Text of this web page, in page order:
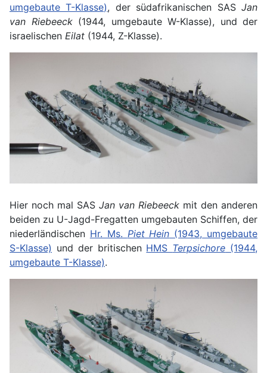
umgebaute T-Klasse), der südafrikanischen SASJan
van Riebeeck(1944, umgebaute W-Klasse), und der
israelischen Eilat (1944, Z-Klasse).
Hier noch mal SAS Jan van Riebeeck mit den anderen
beiden zu U-Jagd-Fregatten umgebauten Schiffen, der
niederländischen Hr. Ms. Piet Hein (1943, umgebaute
S-Klasse) und der britischen HMS Terpsichore (1944,
umgebaute T-Klasse).